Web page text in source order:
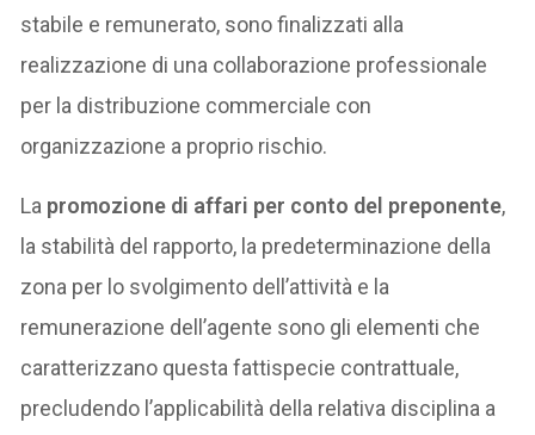
stabile e remunerato, sono finalizzati alla
realizzazione di una collaborazione professionale
per la distribuzione commerciale con
organizzazione a proprio rischio.
La promozione di affari per conto del preponente,
la stabilità del rapporto, la predeterminazione della
zona per lo svolgimento dell’attività e la
remunerazione dell’agente sono gli elementi che
caratterizzano questa fattispecie contrattuale,
precludendo l’applicabilità della relativa disciplina a